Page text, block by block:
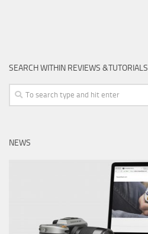
SEARCH WITHIN REVIEWS &TUTORIALS
NEWS